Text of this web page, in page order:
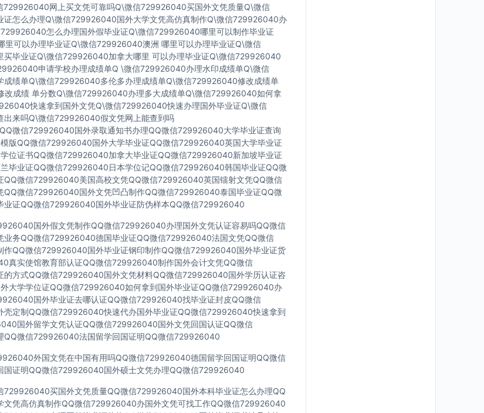
729926040网上买文凭可靠吗Q\微信729926040买国外文凭质量Q\微信
怎么办理Q\微信729926040国外大学文凭高仿真制作Q\微信729926040办
怎么办理国外假毕业证Q\微信729926040哪里可以制作毕业证
可以办理毕业证Q\微信729926040澳洲 哪里可以办理毕业证Q\微信
毕业证Q\微信729926040加拿大哪里 可以办理毕业证Q\微信729926040
申请学校办理成绩单Q \微信729926040办理水印成绩单Q\微信
绩单Q\微信729926040多伦多办理成绩单Q\微信729926040修改成绩单
改成绩 单分数Q\微信729926040办理多大成绩单Q\微信729926040如何拿
快速拿到国外文凭Q\微信729926040快速办理国外毕业证Q\微信
来吗Q\微信729926040假文凭网上能查到吗
微信729926040国外录取通知书办理QQ微信729926040大学毕业证查询
版QQ微信729926040国外大学毕业证QQ微信729926040英国大学毕业证
位证书QQ微信729926040加拿大毕业证QQ微信729926040新加坡毕业证
毕业证QQ微信729926040日本学位记QQ微信729926040韩国毕业证QQ微
微信729926040美国高校文凭QQ微信729926040英国镭射文凭QQ微信
微信729926040国外文凭凹凸制作QQ微信729926040泰国毕业证QQ微
证QQ微信729926040国外毕业证防伪样本QQ微信729926040
国外假文凭制作QQ微信729926040办理国外文凭认证容易吗QQ微信
务QQ微信729926040德国毕业证QQ微信729926040法国文凭QQ微信
QQ微信729926040国外毕业证钢印制作QQ微信729926040国外毕业证货
真实使馆教育部认证QQ微信729926040制作国外会计文凭QQ微信
方式QQ微信729926040国外文凭材料QQ微信729926040国外学历认证咨
大学学位证QQ微信729926040如何拿到国外毕业证QQ微信729926040办
国外毕业证去哪认证QQ微信729926040找毕业证封皮QQ微信
定制QQ微信729926040快速代办国外毕业证QQ微信729926040快速拿到
国外留学文凭认证QQ微信729926040国外文凭回国认证QQ微信
微信729926040法国留学回国证明QQ微信729926040
外国文凭在中国有用吗QQ微信729926040德国留学回国证明QQ微信
证明QQ微信729926040国外硕士文凭办理QQ微信729926040
729926040买国外文凭质量QQ微信729926040国外本科毕业证怎么办理QQ
凭高仿真制作QQ微信729926040办国外文凭可找工作QQ微信729926040